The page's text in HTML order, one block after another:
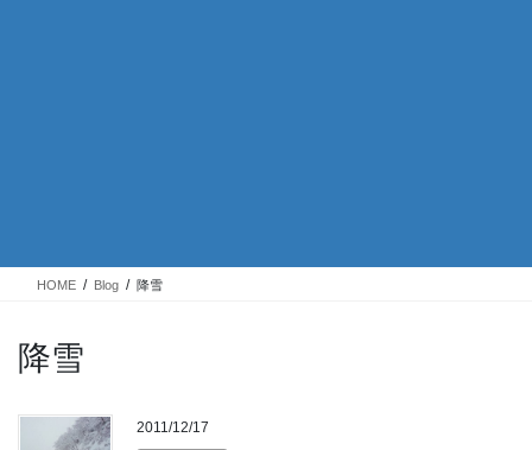
HOME Blog 降雪
降雪
2011/12/17